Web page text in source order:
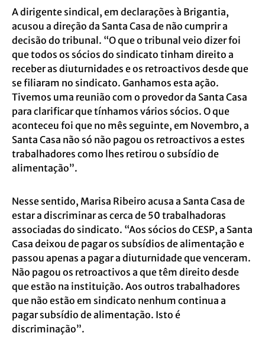
A dirigente sindical, em declarações à Brigantia,
acusou a direção da Santa Casa de não cumprir a
decisão do tribunal. “O que o tribunal veio dizer foi
que todos os sócios do sindicato tinham direito a
receber as diuturnidades e os retroactivos desde que
se filiaram no sindicato. Ganhamos esta ação.
Tivemos uma reunião com o provedor da Santa Casa
para clarificar que tínhamos vários sócios. O que
aconteceu foi que no mês seguinte, em Novembro, a
Santa Casa não só não pagou os retroactivos a estes
trabalhadores como lhes retirou o subsídio de
alimentação”.
Nesse sentido, Marisa Ribeiro acusa a Santa Casa de
estar a discriminar as cerca de 50 trabalhadoras
associadas do sindicato. “Aos sócios do CESP, a Santa
Casa deixou de pagar os subsídios de alimentação e
passou apenas a pagar a diuturnidade que venceram.
Não pagou os retroactivos a que têm direito desde
que estão na instituição. Aos outros trabalhadores
que não estão em sindicato nenhum continua a
pagar subsídio de alimentação. Isto é
discriminação”.